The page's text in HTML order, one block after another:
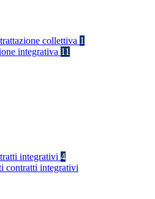
collettiva 1
integrativa 11
integrativi 4
contratti integrativi